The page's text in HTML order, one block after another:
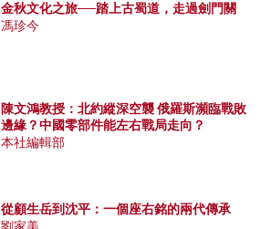
金秋文化之旅──踏上古蜀道，走過劍門關
馮珍今
陳文鴻教授：北約縱深空襲 俄羅斯瀕臨戰敗
邊緣？中國零部件能左右戰局走向？
本社編輯部
從顧生岳到沈平：一個座右銘的兩代傳承